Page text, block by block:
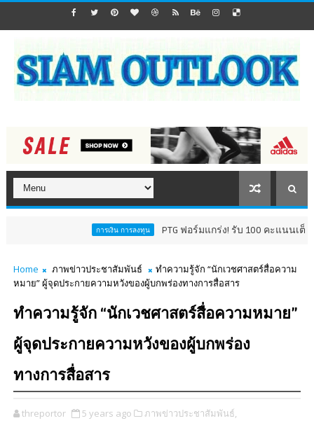
การเงิน การลงทุน PTG ฟอร์มแกร่ง! รับ 100 คะแนนเต็ม AGM
Home ภาพข่าวประชาสัมพันธ์
ทำความรู้จัก “นักเวชศาสตร์สื่อความ
หมาย” ผู้จุดประกายความหวังของผู้บกพร่องทางการสื่อสาร
ทำความรู้จัก “นักเวชศาสตร์สื่อความหมาย”
ผู้จุดประกายความหวังของผู้บกพร่อง
ทางการสื่อสาร
threportor 5 years ago ภาพข่าวประชาสัมพันธ์,